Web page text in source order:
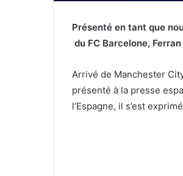
Présenté en tant que
du FC Barcelone,
Arrivé de Manchester
présenté à la presse
l’Espagne, il s’est